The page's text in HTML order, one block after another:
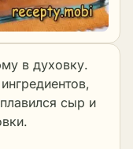
в духовку.
сыр и